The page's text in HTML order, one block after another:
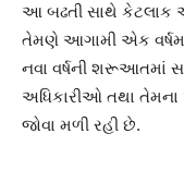
આ બઢતી સાથે કેટલાક
તેમણે આગામી એક વર્ષમાં
નવા વર્ષની શરૂઆતમાં
અધિકારીઓ તથા તેમના
જોવા મળી રહી છે.